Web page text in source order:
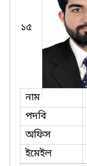
১৫
নাম
পদবি
অফিস
ইমেইল